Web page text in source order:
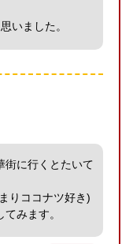
いました。
街に行くとたいて
りココナツ好き)
みます。